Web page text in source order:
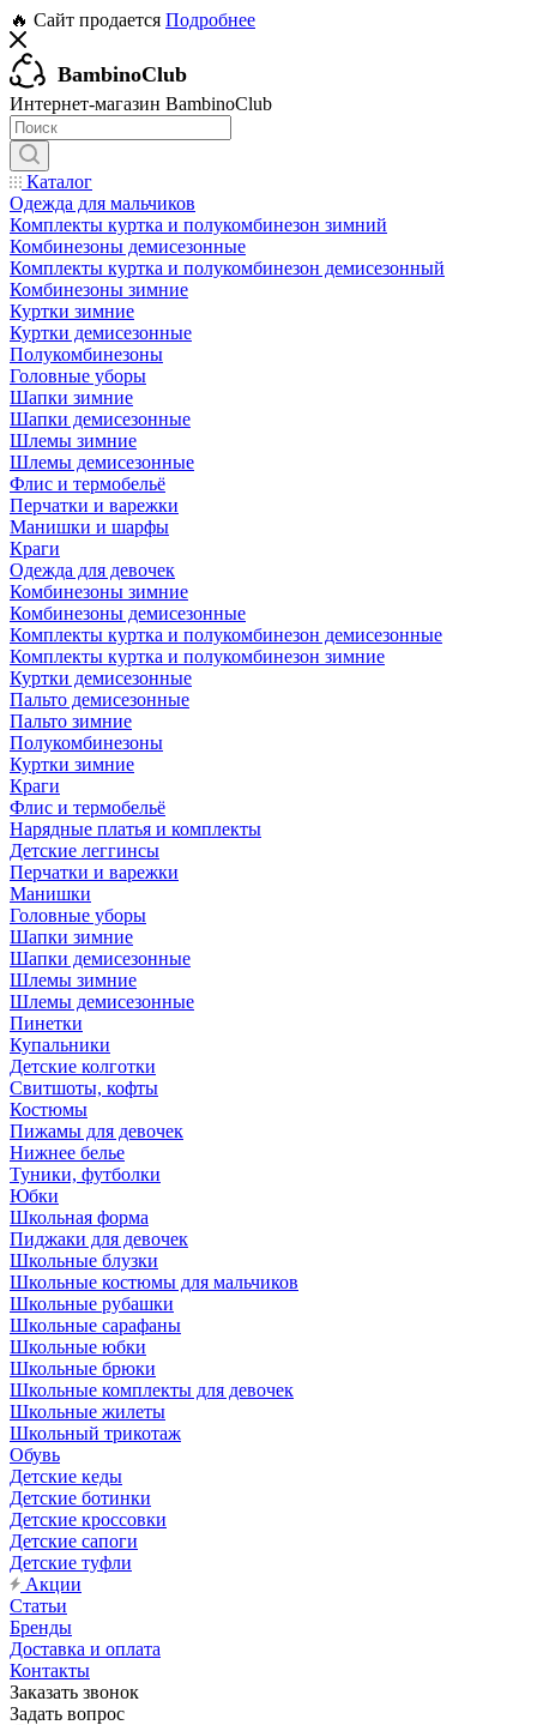
🔥 Сайт продается Подробнее
BambinoClub
Интернет-магазин BambinoClub
Каталог
Одежда для мальчиков
Комплекты куртка и полукомбинезон зимний
Комбинезоны демисезонные
Комплекты куртка и полукомбинезон демисезонный
Комбинезоны зимние
Куртки зимние
Куртки демисезонные
Полукомбинезоны
Головные уборы
Шапки зимние
Шапки демисезонные
Шлемы зимние
Шлемы демисезонные
Флис и термобельё
Перчатки и варежки
Манишки и шарфы
Краги
Одежда для девочек
Комбинезоны зимние
Комбинезоны демисезонные
Комплекты куртка и полукомбинезон демисезонные
Комплекты куртка и полукомбинезон зимние
Куртки демисезонные
Пальто демисезонные
Пальто зимние
Полукомбинезоны
Куртки зимние
Краги
Флис и термобельё
Нарядные платья и комплекты
Детские леггинсы
Перчатки и варежки
Манишки
Головные уборы
Шапки зимние
Шапки демисезонные
Шлемы зимние
Шлемы демисезонные
Пинетки
Купальники
Детские колготки
Свитшоты, кофты
Костюмы
Пижамы для девочек
Нижнее белье
Туники, футболки
Юбки
Школьная форма
Пиджаки для девочек
Школьные блузки
Школьные костюмы для мальчиков
Школьные рубашки
Школьные сарафаны
Школьные юбки
Школьные брюки
Школьные комплекты для девочек
Школьные жилеты
Школьный трикотаж
Обувь
Детские кеды
Детские ботинки
Детские кроссовки
Детские сапоги
Детские туфли
Акции
Статьи
Бренды
Доставка и оплата
Контакты
Заказать звонок
Задать вопрос